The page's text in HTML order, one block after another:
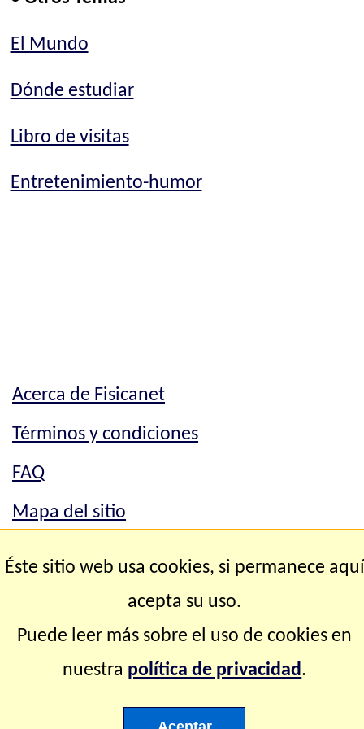
El Mundo
Dónde estudiar
Libro de visitas
Entretenimiento-humor
Acerca de Fisicanet
Términos y condiciones
FAQ
Mapa del sitio
Mapa del sitio
derechos reservados
Éste sitio web usa cookies, si permanece aquí
acepta su uso.
Puede leer más sobre el uso de cookies en
nuestra política de privacidad.